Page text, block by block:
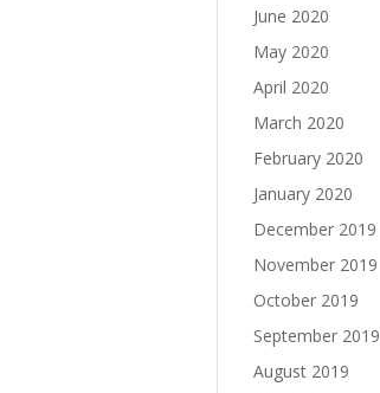
June 2020
May 2020
April 2020
March 2020
February 2020
January 2020
December 2019
November 2019
October 2019
September 2019
August 2019